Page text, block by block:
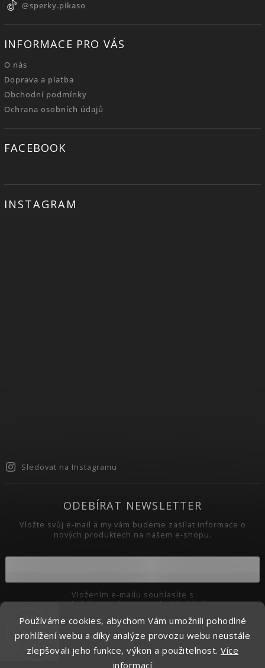
Používáme cookies, abychom Vám umožnili pohodlné
prohlížení webu a díky analýze provozu webu neustále
zlepšovali jeho funkce, výkon a použitelnost. Více
informací
@sperky.pikaso
INFORMACE PRO VÁS
O nás
Doprava a platba
Obchodní podmínky
Ochrana osobních údajů
FACEBOOK
INSTAGRAM
Sledovat na Instagramu
ODEBÍRAT NEWSLETTER
Vložte svůj e-mail a my vám budeme zasílat informace o
nových produktech na našem e-shopu.
podmínkami ochrany osobních údajů
Přihlásit se